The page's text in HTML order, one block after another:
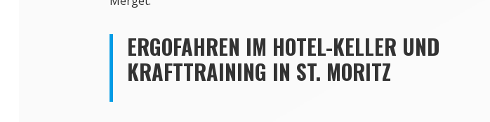
ERGOFAHREN IM HOTEL-KELLER UND
KRAFTTRAINING IN ST. MORITZ